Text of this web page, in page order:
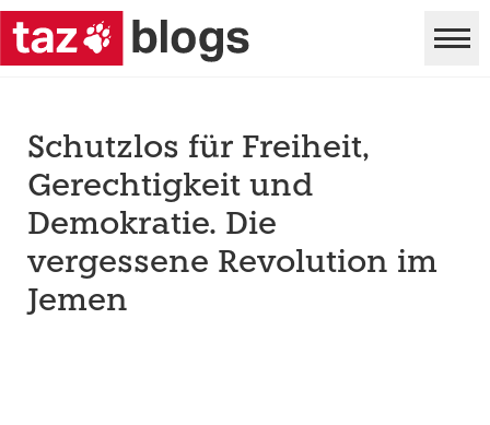
Schutzlos für Freiheit,
Gerechtigkeit und
Demokratie. Die
vergessene Revolution im
Jemen